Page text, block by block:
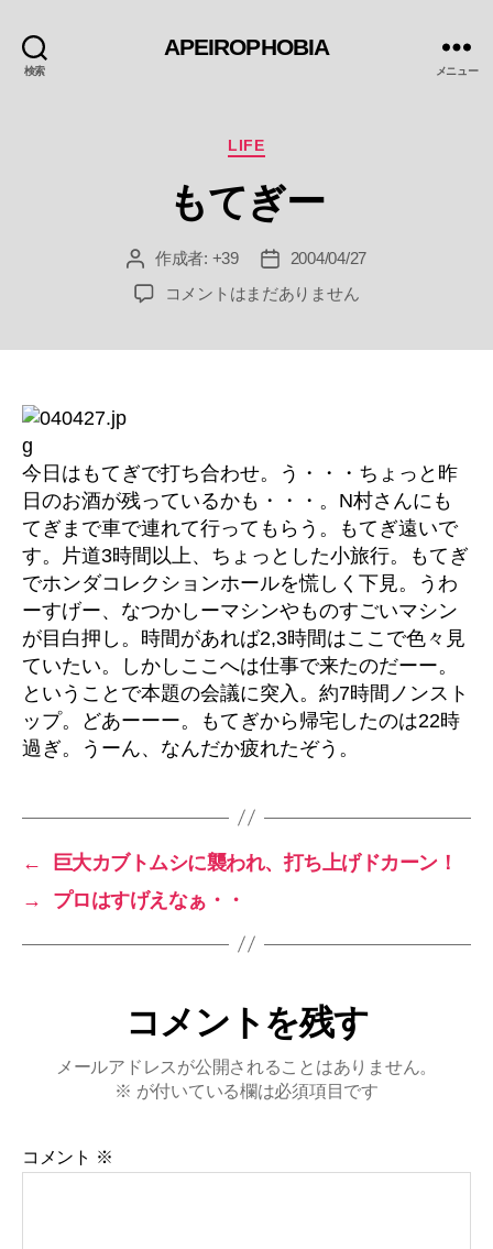
検索
APEIROPHOBIA
メニュー
カ
ゴ
リ
LIFE
もてぎー
投
稿
者
作成者: +39
投
稿
日
2004/04/27
も
コメントはまだありません
今日はもてぎで打ち合わせ。う・・・ちょっと昨
日のお酒が残っているかも・・・。N村さんにも
てぎまで車で連れて行ってもらう。もてぎ遠いで
す。片道3時間以上、ちょっとした小旅行。もてぎ
でホンダコレクションホールを慌しく下見。うわ
ーすげー、なつかしーマシンやものすごいマシン
が目白押し。時間があれば2,3時間はここで色々見
ていたい。しかしここへは仕事で来たのだーー。
ということで本題の会議に突入。約7時間ノンスト
ップ。どあーーー。もてぎから帰宅したのは22時
過ぎ。うーん、なんだか疲れたぞう。
←
巨大カブトムシに襲われ、打ち上げドカーン！
→
プロはすげえなぁ・・
コメントを残す
メールアドレスが公開されることはありません。
※ が付いている欄は必須項目です
コメント ※